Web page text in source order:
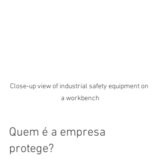
Close-up view of industrial safety equipment on
a workbench
Quem é a empresa
protege?